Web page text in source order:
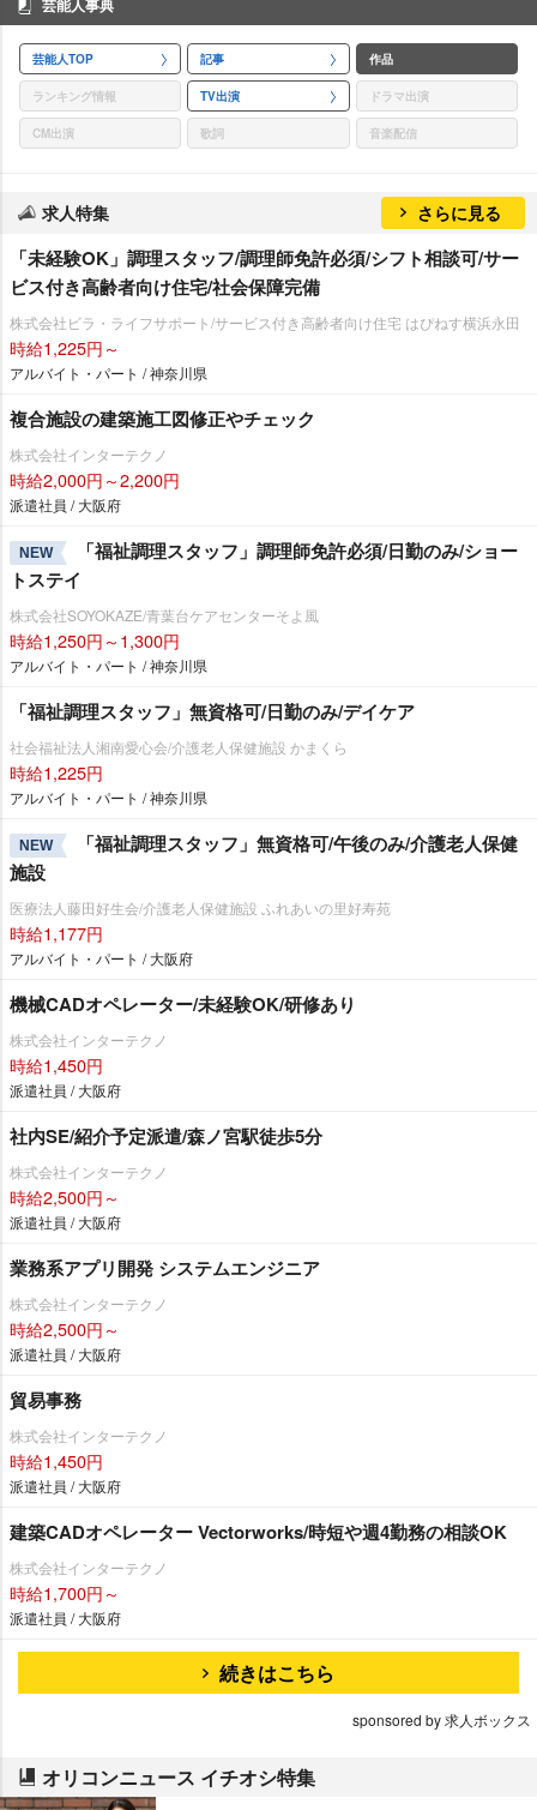
芸能人事典
芸能人TOP 記事 作品
ランキング情報 TV出演 ドラマ出演
CM出演 歌詞 音楽配信
求人特集 さらに見る
「未経験OK」調理スタッフ/調理師免許必須/シフト相談可/サー
ビス付き高齢者向け住宅/社会保障完備
株式会社ビラ・ライフサポート/サービス付き高齢者向け住宅 はぴねす横浜永田
時給1,225円～
アルバイト・パート / 神奈川県
複合施設の建築施工図修正やチェック
株式会社インターテクノ
時給2,000円～2,200円
派遣社員 / 大阪府
NEW
「福祉調理スタッフ」調理師免許必須/日勤のみ/ショー
トステイ
株式会社SOYOKAZE/青葉台ケアセンターそよ風
時給1,250円～1,300円
アルバイト・パート / 神奈川県
「福祉調理スタッフ」無資格可/日勤のみ/デイケア
社会福祉法人湘南愛心会/介護老人保健施設 かまくら
時給1,225円
アルバイト・パート / 神奈川県
NEW
「福祉調理スタッフ」無資格可/午後のみ/介護老人保健
施設
医療法人藤田好生会/介護老人保健施設 ふれあいの里好寿苑
時給1,177円
アルバイト・パート / 大阪府
機械CADオペレーター/未経験OK/研修あり
株式会社インターテクノ
時給1,450円
派遣社員 / 大阪府
社内SE/紹介予定派遣/森ノ宮駅徒歩5分
株式会社インターテクノ
時給2,500円～
派遣社員 / 大阪府
業務系アプリ開発 システムエンジニア
株式会社インターテクノ
時給2,500円～
派遣社員 / 大阪府
貿易事務
株式会社インターテクノ
時給1,450円
派遣社員 / 大阪府
建築CADオペレーター Vectorworks/時短や週4勤務の相談OK
株式会社インターテクノ
時給1,700円～
派遣社員 / 大阪府
続きはこちら
sponsored by 求人ボックス
オリコンニュース イチオシ特集